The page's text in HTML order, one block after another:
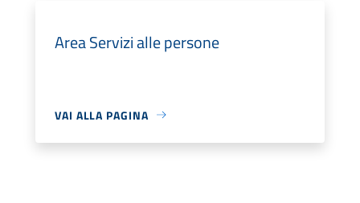
Area Servizi alle persone
VAI ALLA PAGINA